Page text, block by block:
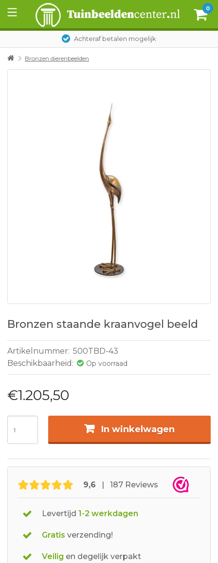
0
Achteraf betalen mogelijk
Bronzen dierenbeelden
Bronzen staande kraanvogel beeld
Artikelnummer: 500TBD-43
Beschikbaarheid:
Op voorraad
€1.205,50
In winkelwagen
9,6 | 187 Reviews
Levertijd 1-2 werkdagen
Gratis verzending!
Veilig en degelijk verpakt